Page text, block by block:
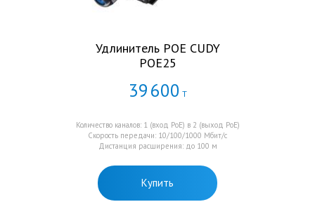
Удлинитель POE CUDY
POE25
39600 Т
Количество каналов: 1 (вход PoE) в 2 (выход PoE)
Скорость передачи: 10/100/1000 Мбит/с
Дистанция расширения: до 100 м
Купить